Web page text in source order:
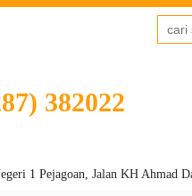
382022
Pejagoan, Jalan KH Ahmad